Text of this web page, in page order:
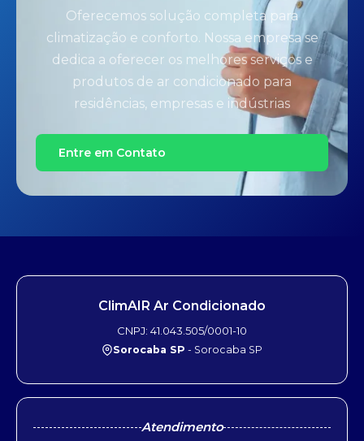
Oferecemos solução completa para
climatização e conforto. Nossa empresa se
dedica a oferecer os melhores serviços e
produtos de ar condicionado para
residências, empresas e indústrias
Entre em Contato
ClimAIR Ar Condicionado
CNPJ: 41.043.505/0001-10
Sorocaba SP - Sorocaba SP
Atendimento